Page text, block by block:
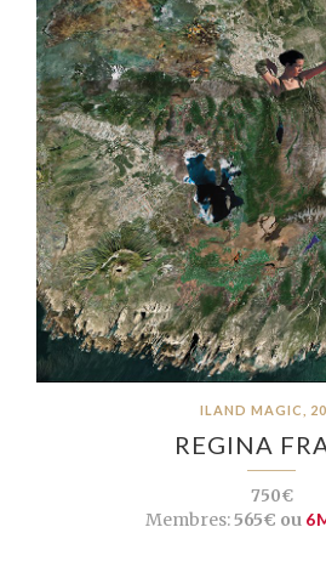
ILAND MAGIC,
REGINA
750€
Membres:565€ ou